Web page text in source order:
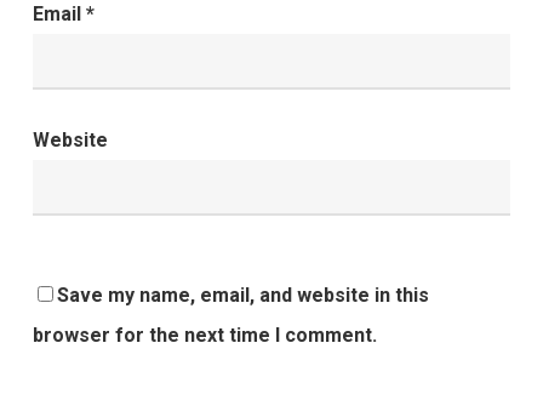
Email *
Website
Save my name, email, and website in this
browser for the next time I comment.